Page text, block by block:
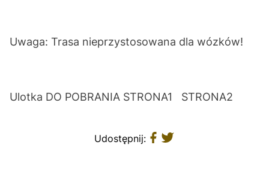
Uwaga: Trasa nieprzystosowana dla wózków!
Ulotka DO POBRANIA STRONA1 STRONA2
Udostępnij: